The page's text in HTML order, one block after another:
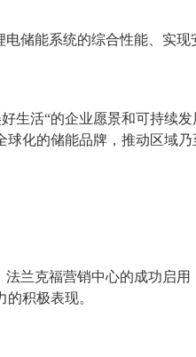
储能系统的综合性能、实现
生活“的企业愿景和可持续
化的储能品牌，推动区域
兰克福营销中心的成功启
积极表现。